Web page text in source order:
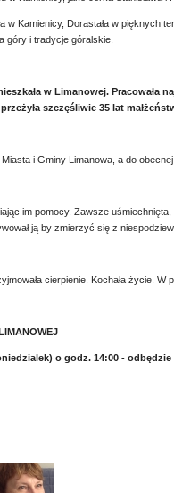
w Kamienicy, Dorastała w pięknych
góry i tradycje góralskie.
w Limanowej. Pracowała
szczęśliwie 35 lat
i Gminy Limanowa, a do
im pomocy. Zawsze
ją by zmierzyć się z
cierpienie. Kochała życie.
o godz. 14:00 -